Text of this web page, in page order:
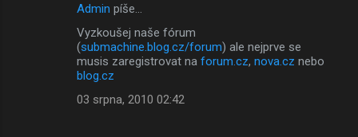
Admin píše…
Vyzkoušej naše fórum
(submachine.blog.cz/forum) ale nejprve se
musis zaregistrovat na forum.cz, nova.cz nebo
blog.cz
03 srpna, 2010 02:42